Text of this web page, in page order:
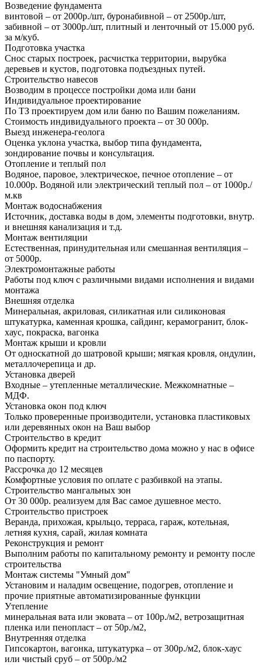
Возведение фундамента
винтовой – от 2000р./шт, буронабивной – от 2500р./шт,
забивной – от 3000р./шт, плитный и ленточный от 15.000 руб.
за м/куб.
Подготовка участка
Снос старых построек, расчистка территории, вырубка
деревьев и кустов, подготовка подъездных путей.
Строительство навесов
Возводим в процессе постройки дома или бани
Индивидуальное проектирование
По ТЗ проектируем дом или баню по Вашим пожеланиям.
Стоимость индивидуального проекта – от 30 000р.
Выезд инженера-геолога
Оценка уклона участка, выбор типа фундамента,
зондирование почвы и консультация.
Отопление и теплый пол
Водяное, паровое, электрическое, печное отопление – от
10.000р. Водяной или электрический теплый пол – от 1000р./
м.кв
Монтаж водоснабжения
Источник, доставка воды в дом, элементы подготовки, внутр.
и внешняя канализация и т.д.
Монтаж вентиляции
Естественная, принудительная или смешанная вентиляция –
от 5000р.
Электромонтажные работы
Работы под ключ с различными видами исполнения и видами
монтажа
Внешняя отделка
Минеральная, акриловая, силикатная или силиконовая
штукатурка, каменная крошка, сайдинг, керамогранит, блок-
хаус, покраска, вагонка
Монтаж крыши и кровли
От односкатной до шатровой крыши; мягкая кровля, ондулин,
металлочерепица и др.
Установка дверей
Входные – утепленные металлические. Межкомнатные –
МДФ.
Установка окон под ключ
Только проверенные производители, установка пластиковых
или деревянных окон на Ваш выбор
Строительство в кредит
Оформить кредит на строительство дома можно у нас в офисе
по паспорту.
Рассрочка до 12 месяцев
Комфортные условия по оплате с разбивкой на этапы.
Строительство мангальных зон
От 30 000р. реализуем для Вас самое душевное место.
Строительство пристроек
Веранда, прихожая, крыльцо, терраса, гараж, котельная,
летняя кухня, сарай, жилая комната
Реконструкция и ремонт
Выполним работы по капитальному ремонту и ремонту после
строительства
Монтаж системы "Умный дом"
Установим и наладим освещение, подогрев, отопление и
прочие приятные автоматизированные функции
Утепление
минеральная вата или эковата – от 100р./м2, ветрозащитная
пленка или пенопласт – от 50р./м2,
Внутренняя отделка
Гипсокартон, вагонка, штукатурка – от 300р./м2, блок-хаус
или чистый сруб – от 500р./м2